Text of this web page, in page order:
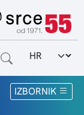
Odabir
IZBORNIK